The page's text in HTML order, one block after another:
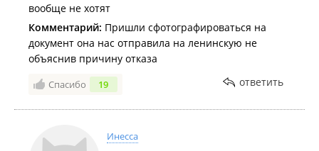
вообще не хотят
Комментарий: Пришли сфотографироваться на
документ она нас отправила на ленинскую не
объяснив причину отказа
Спасибо 19 ответить
Инесса